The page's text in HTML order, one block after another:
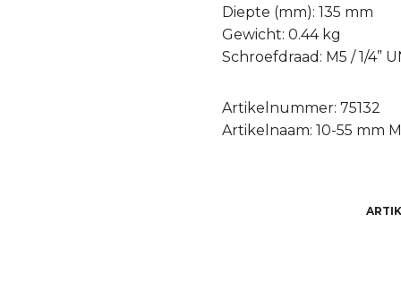
Diepte (mm): 135 mm
Gewicht: 0.44 kg
Schroefdraad: M5 / 1/4”
Artikelnummer: 75132
Artikelnaam: 10-55 mm